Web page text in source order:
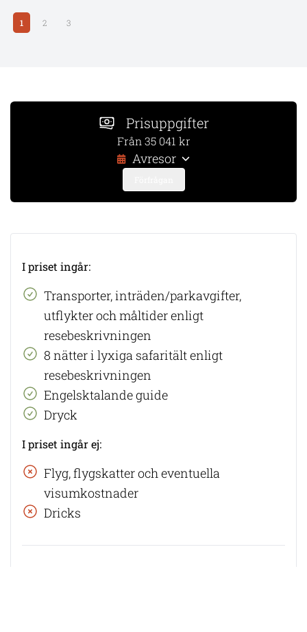
1 2 3
Prisuppgifter
Från 35 041 kr
Avresor
I priset ingår:
Transporter, inträden/parkavgifter,
utflykter och måltider enligt
resebeskrivningen
8 nätter i lyxiga safaritält enligt
resebeskrivningen
Engelsktalande guide
Dryck
I priset ingår ej:
Flyg, flygskatter och eventuella
visumkostnader
Dricks